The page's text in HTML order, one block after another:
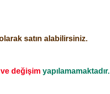
satın alabilirsiniz.
değişim yapılamamaktadır.